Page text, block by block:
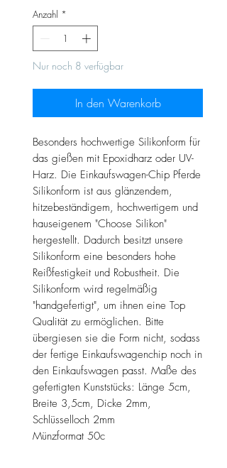
Anzahl *
Nur noch 8 verfügbar
In den Warenkorb
Besonders hochwertige Silikonform für
das gießen mit Epoxidharz oder UV-
Harz. Die Einkaufswagen-Chip Pferde
Silikonform ist aus glänzendem,
hitzebeständigem, hochwertigem und
hauseigenem "Choose Silikon"
hergestellt. Dadurch besitzt unsere
Silikonform eine besonders hohe
Reißfestigkeit und Robustheit. Die
Silikonform wird regelmäßig
"handgefertigt", um ihnen eine Top
Qualität zu ermöglichen. Bitte
übergiesen sie die Form nicht, sodass
der fertige Einkaufswagenchip noch in
den Einkaufswagen passt. Maße des
gefertigten Kunststücks: Länge 5cm,
Breite 3,5cm, Dicke 2mm,
Schlüsselloch 2mm
Münzformat 50c